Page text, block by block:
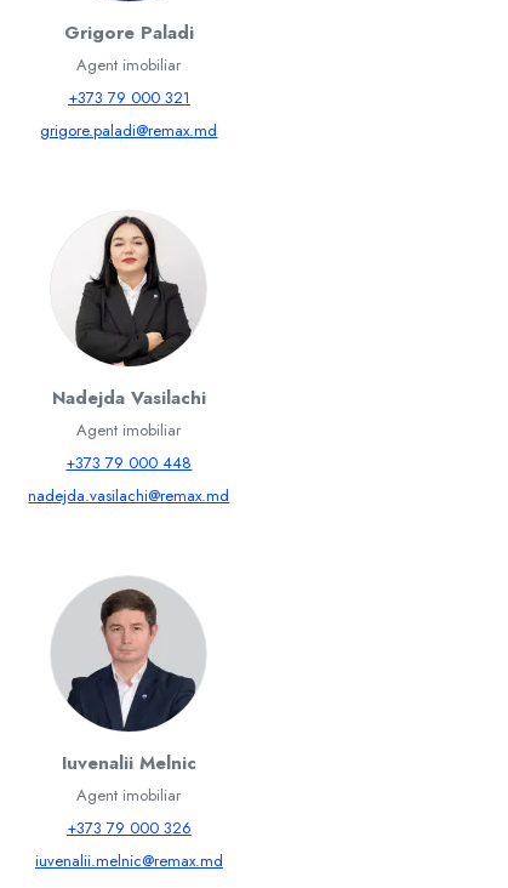
Grigore Paladi
Agent imobiliar
+373 79 000 321
grigore.paladi@remax.md
Nadejda Vasilachi
Agent imobiliar
+373 79 000 448
nadejda.vasilachi@remax.md
Iuvenalii Melnic
Agent imobiliar
+373 79 000 326
iuvenalii.melnic@remax.md